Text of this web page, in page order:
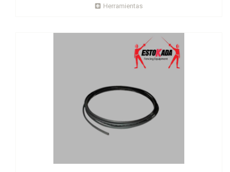
Herramientas